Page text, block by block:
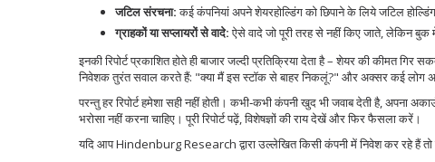
जटिल संरचना:कई कंपनियां अपने शेयरहोल्डिंग को छिपाने के लिये जटिल
ग्राहकों या सप्लायरों से वादे:ऐसे वादे जो पूरी तरह से नहीं किए जाते, लेकिन बुक
इनकी रिपोर्ट प्रकाशित होते ही बाजार जल्दी प्रतिक्रिया देता है – शेयर की कीमत
निवेशक तुरंत सवाल करते हैं: "क्या मैं इस स्टॉक से बाहर निकलूं?" और अक्सर कई लोग
परन्तु हर रिपोर्ट हमेशा सही नहीं होती। कभी‑कभी कंपनी खुद भी जवाब देती है, अपना
भरोसा नहीं करना चाहिए। पूरी रिपोर्ट पढ़ें, विशेषज्ञों की राय देखें और फिर फैसला करें।
यदि आप Hindenburg Research द्वारा उल्लेखित किसी कंपनी में निवेश कर रहे हैं